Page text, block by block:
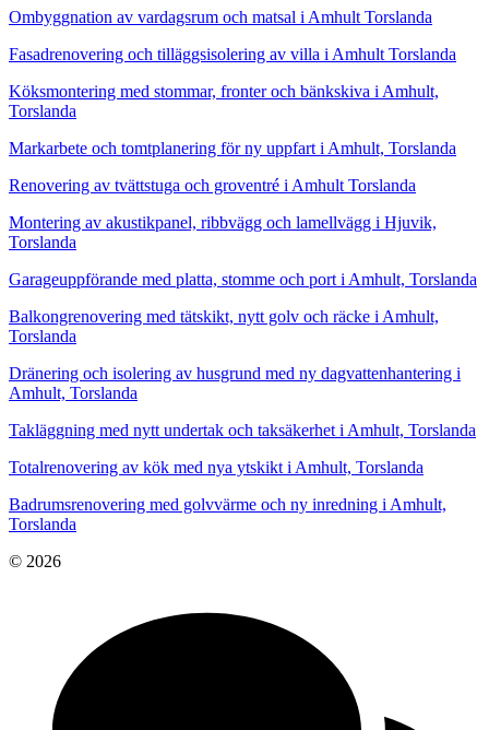
Ombyggnation av vardagsrum och matsal i Amhult Torslanda
Fasadrenovering och tilläggsisolering av villa i Amhult Torslanda
Köksmontering med stommar, fronter och bänkskiva i Amhult,
Torslanda
Markarbete och tomtplanering för ny uppfart i Amhult, Torslanda
Renovering av tvättstuga och groventré i Amhult Torslanda
Montering av akustikpanel, ribbvägg och lamellvägg i Hjuvik,
Torslanda
Garageuppförande med platta, stomme och port i Amhult, Torslanda
Balkongrenovering med tätskikt, nytt golv och räcke i Amhult,
Torslanda
Dränering och isolering av husgrund med ny dagvattenhantering i
Amhult, Torslanda
Takläggning med nytt undertak och taksäkerhet i Amhult, Torslanda
Totalrenovering av kök med nya ytskikt i Amhult, Torslanda
Badrumsrenovering med golvvärme och ny inredning i Amhult,
Torslanda
© 2026